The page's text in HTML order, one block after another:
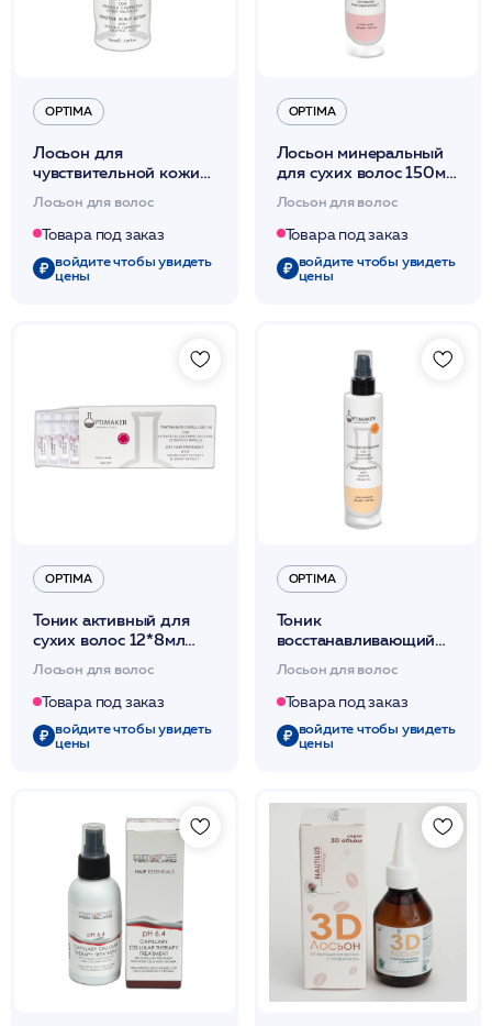
OPTIMA
Лосьон для
чувствительной кожи
100мл /Lozione Cute
Sensibile /Optima*
Лосьон для волос
Товара под заказ
войдите чтобы увидеть
цены
OPTIMA
Лосьон минеральный
для сухих волос 150мл
/Lozione Capelli Secchi
/Optima*
Лосьон для волос
Товара под заказ
войдите чтобы увидеть
цены
OPTIMA
Тоник активный для
сухих волос 12*8мл
/Trattamento Capelli
Secchi /Optima*
Лосьон для волос
Товара под заказ
войдите чтобы увидеть
цены
OPTIMA
Тоник
восстанавливающий
150мл /Fluido
Ricostruzione /Optima*
Лосьон для волос
Товара под заказ
войдите чтобы увидеть
цены